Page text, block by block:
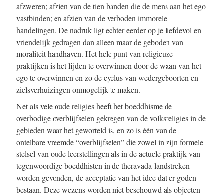
afzweren; afzien van de tien banden die de mens aan het ego
vastbinden; en afzien van de verboden immorele
handelingen. De nadruk ligt echter eerder op je liefdevol en
vriendelijk gedragen dan alleen maar de geboden van
moraliteit handhaven. Het hele punt van religieuze
praktijken is het lijden te overwinnen door de waan van het
ego te overwinnen en zo de cyclus van wedergeboorten en
zielsverhuizingen onmogelijk te maken.
Net als vele oude religies heeft het boeddhisme de
overbodige overblijfselen gekregen van de volksreligies in de
gebieden waar het geworteld is, en zo is één van de
ontelbare vreemde “overblijfselen” die zowel in zijn formele
stelsel van oude leerstellingen als in de actuele praktijk van
tegenwoordige boeddhisten in de theravada-landstreken
worden gevonden, de acceptatie van het idee dat er goden
bestaan. Deze wezens worden niet beschouwd als objecten